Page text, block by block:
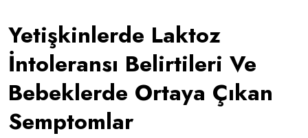
Yetişkinlerde Laktoz
İntoleransı Belirtileri Ve
Bebeklerde Ortaya Çıkan
Semptomlar